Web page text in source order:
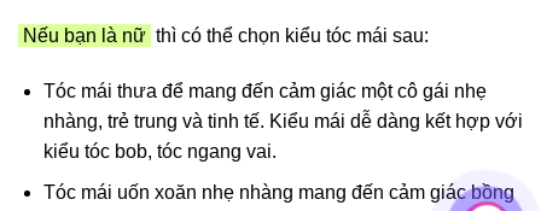
Nếu bạn là nữ thì có thể chọn kiểu tóc mái sau:
Tóc mái thưa để mang đến cảm giác một cô gái nhẹ
nhàng, trẻ trung và tinh tế. Kiểu mái dễ dàng kết hợp với
kiểu tóc bob, tóc ngang vai.
Tóc mái uốn xoăn nhẹ nhàng mang đến cảm giác bồng